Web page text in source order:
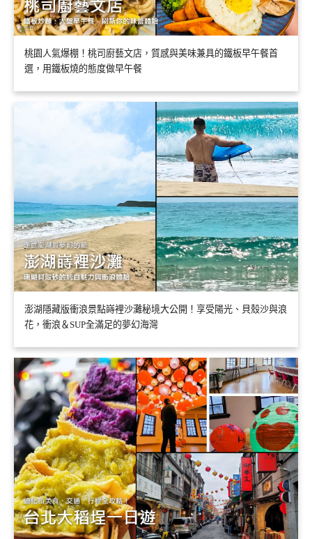
桃園人氣爆棚！桃司廚藝文店，質感與美味兼具的鐵板早午餐首
選，用鐵板燒的態度做早午餐
澎湖隱藏版衝浪景點嵵裡沙灘秘境大公開！享受陽光、貝殼沙與浪
花，衝浪＆SUP全滿足的夢幻海灣